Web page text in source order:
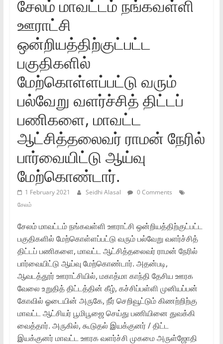
சேலம் மாவட்டம் நங்கவள்ளி
ஊராட்சி
ஒன்றியத்திற்குட்பட்ட
பகுதிகளில்
மேற்கொள்ளப்பட்டு வரும்
பல்வேறு வளர்ச்சித் திட்டப்
பணிகளை, மாவட்ட
ஆட்சித்தலைவர் ராமன் நேரில்
பார்வையிட்டு ஆய்வு
மேற்கொண்டார்.
1 February 2021 Seidhi Alasal
0 Comments
சேலம்
சேலம் மாவட்டம் நங்கவள்ளி ஊராட்சி ஒன்றியத்திற்குட்பட்ட
பகுதிகளில் மேற்கொள்ளப்பட்டு வரும் பல்வேறு வளர்ச்சித்
திட்டப் பணிகளை, மாவட்ட ஆட்சித்தலைவர் ராமன் நேரில்
பார்வையிட்டு ஆய்வு மேற்கொண்டார். அதன்படி,
ஆவடத்தூர் ஊராட்சியில், மகாத்மா காந்தி தேசிய ஊரக
வேலை உறுதித் திட்டத்தின் கீழ், கச்சிப்பள்ளி முனியப்பன்
கோவில் ஓடையின் அருகே, நீர் செறிவூட்டும் கிணற்றிற்கு
மாவட்ட ஆட்சியர் பூமிபூஜை செய்து பணியினை துவக்கி
வைத்தார். அருகில், கூடுதல் இயக்குனர் / திட்ட
இயக்குனர் மாவட்ட ஊரக வளர்ச்சி முகமை அருள்ஜோதி